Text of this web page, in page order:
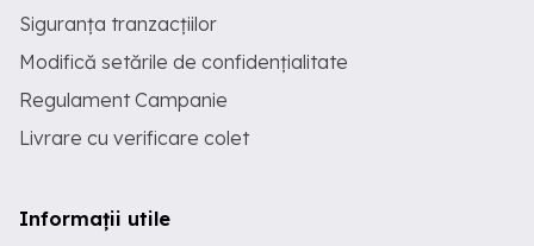
Siguranța tranzacțiilor
Modifică setările de confidențialitate
Regulament Campanie
Livrare cu verificare colet
Informații utile